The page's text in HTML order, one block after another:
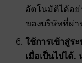
อัตโนมัติได้อย่
ของบริษัทที่ผ่า
ใช้การเข้าสู่ร
เมื่อเป็นไปได้.